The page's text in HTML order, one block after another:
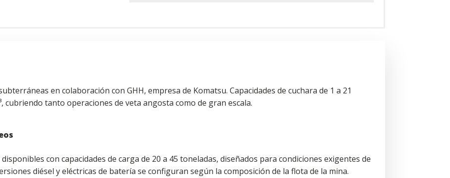
en colaboración con GHH, empresa de Komatsu. Capacidades de cuchara de 1 a 21
cubriendo tanto operaciones de veta angosta como de gran escala.
con capacidades de carga de 20 a 45 toneladas, diseñados para condiciones exigentes de
diésel y eléctricas de batería se configuran según la composición de la flota de la mina.